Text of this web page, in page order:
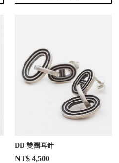
DD 雙圈耳針
NT$ 4,500